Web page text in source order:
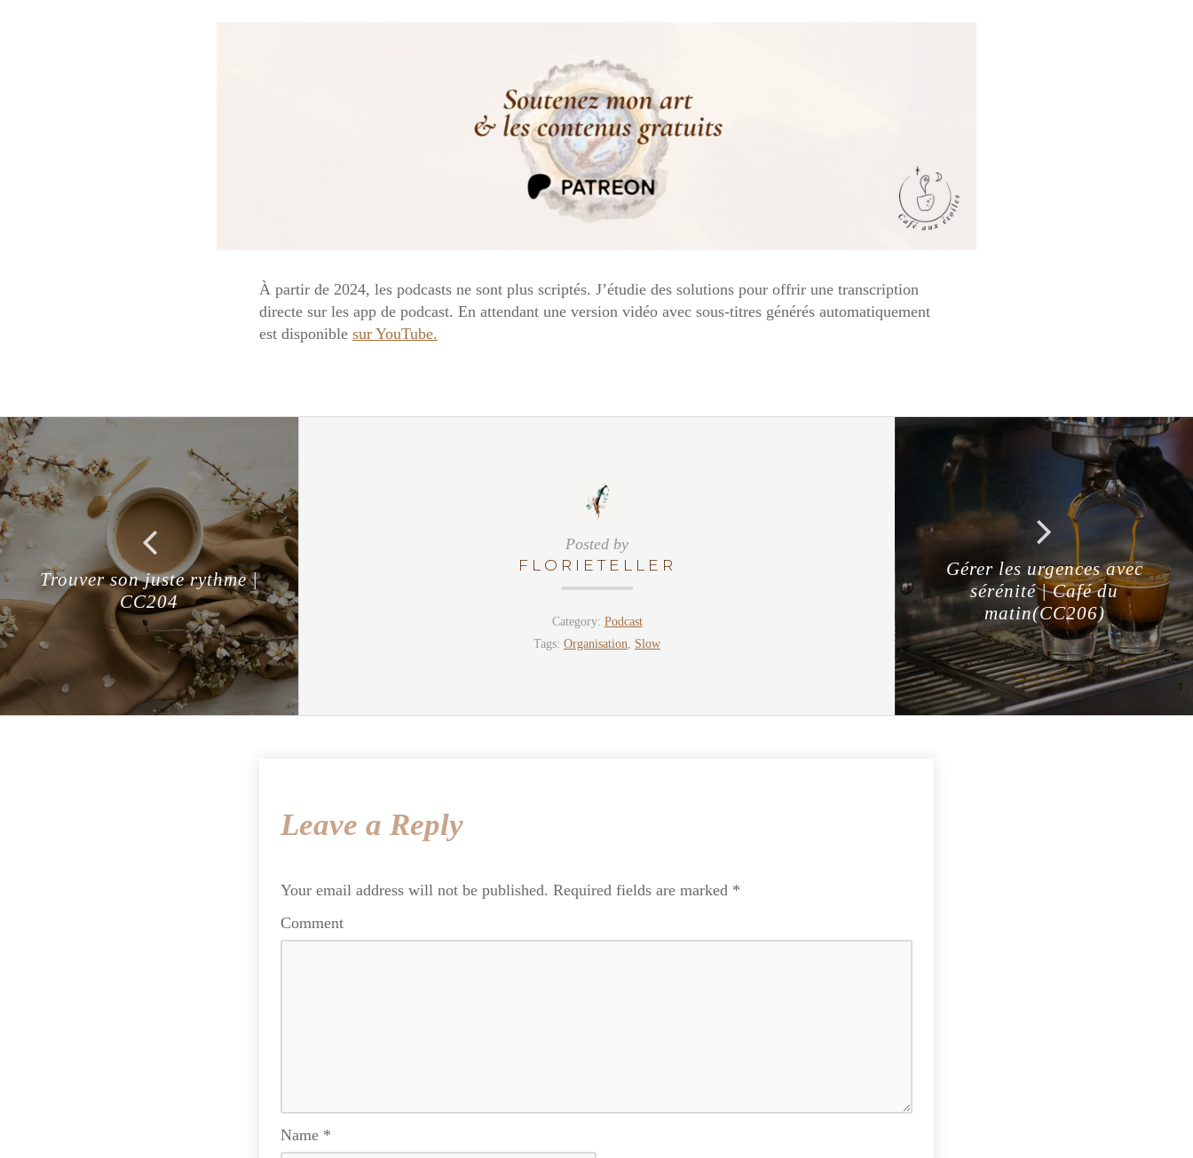
À partir de 2024, les podcasts ne sont plus scriptés. J’étudie des solutions pour offrir une transcription
directe sur les app de podcast. En attendant une version vidéo avec sous-titres générés automatiquement
est disponible sur YouTube.
Trouver son juste rythme |
CC204
Posted by
FLORIETELLER
Category: Podcast
Tags: Organisation Slow
Gérer les urgences avec
sérénité | Café du
matin(CC206)
Leave a Reply
Your email address will not be published. Required fields are marked *
Comment
Name *